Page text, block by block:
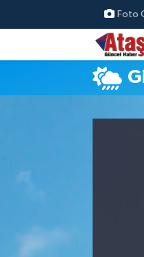
Foto
Hava Durumu
Trafik Durumu
Süper Lig Puan
Haber Arşivi